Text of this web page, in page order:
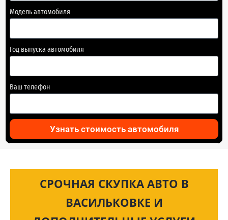
Модель автомобиля
Год выпуска автомобиля
Ваш телефон
Узнать стоимость автомобиля
СРОЧНАЯ СКУПКА АВТО В
ВАСИЛЬКОВКЕ И